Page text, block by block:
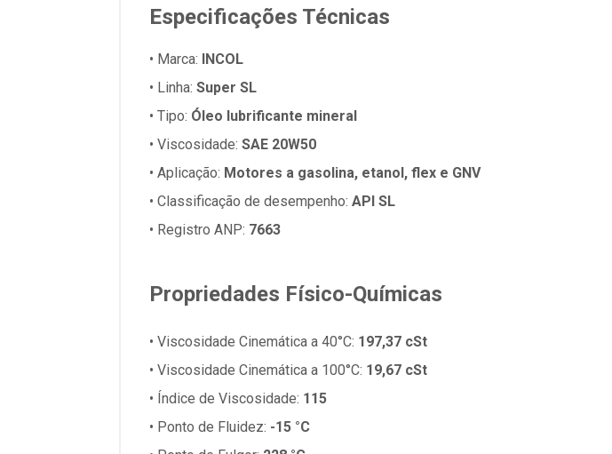
Especificações Técnicas
• Marca: INCOL
• Linha: Super SL
• Tipo: Óleo lubrificante mineral
• Viscosidade: SAE 20W50
• Aplicação: Motores a gasolina, etanol, flex e GNV
• Classificação de desempenho: API SL
• Registro ANP: 7663
Propriedades Físico-Químicas
• Viscosidade Cinemática a 40°C: 197,37 cSt
• Viscosidade Cinemática a 100°C: 19,67 cSt
• Índice de Viscosidade: 115
• Ponto de Fluidez: -15 °C